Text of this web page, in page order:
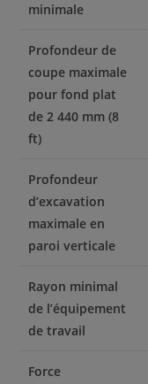
minimale
Profondeur de
coupe maximale
pour fond plat
de 2 440 mm (8
ft)
Profondeur
d’excavation
maximale en
paroi verticale
Rayon minimal
de l’équipement
de travail
Force